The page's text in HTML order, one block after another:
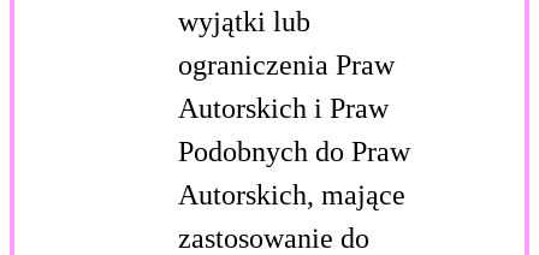
wyjątki lub
ograniczenia Praw
Autorskich i Praw
Podobnych do Praw
Autorskich, mające
zastosowanie do